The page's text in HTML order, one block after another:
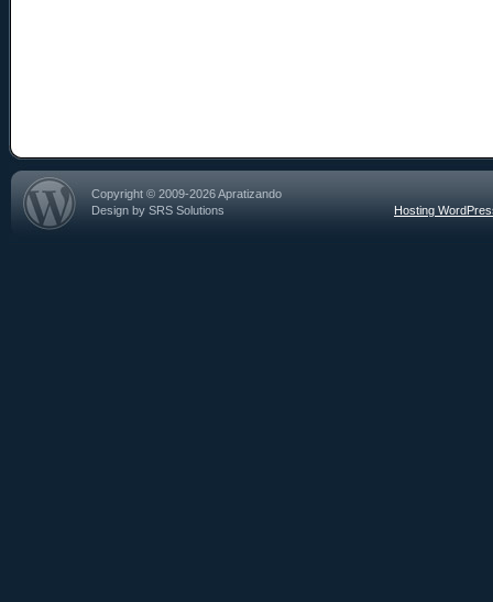
Copyright © 2009-2026 Apratizando
Design by SRS Solutions
Hosting